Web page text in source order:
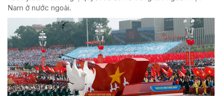
Nam ở nước ngoài.